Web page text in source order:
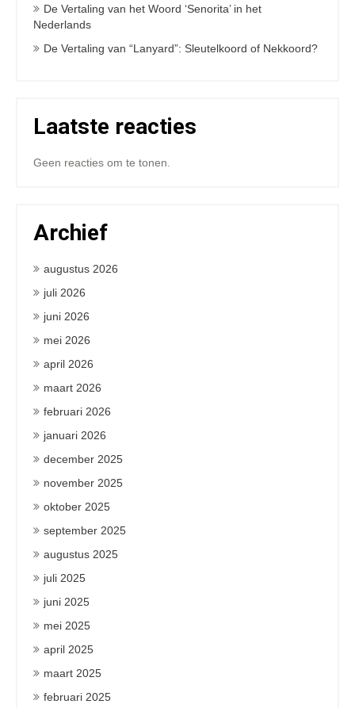
De Vertaling van het Woord ‘Senorita’ in het
Nederlands
De Vertaling van “Lanyard”: Sleutelkoord of Nekkoord?
Laatste reacties
Geen reacties om te tonen.
Archief
augustus 2026
juli 2026
juni 2026
mei 2026
april 2026
maart 2026
februari 2026
januari 2026
december 2025
november 2025
oktober 2025
september 2025
augustus 2025
juli 2025
juni 2025
mei 2025
april 2025
maart 2025
februari 2025